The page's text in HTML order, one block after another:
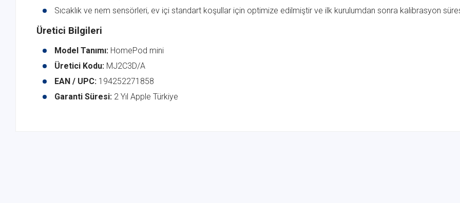
Sıcaklık ve nem sensörleri, ev içi standart koşullar için optimize edilmiştir ve ilk kurulumdan sonra kalibrasyon
Üretici Bilgileri
Model Tanımı: HomePod mini
Üretici Kodu: MJ2C3D/A
EAN / UPC: 194252271858
Garanti Süresi: 2 Yıl Apple Türkiye